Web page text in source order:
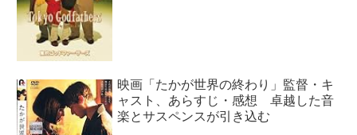
映画「たかが世界の終わり」監督・キ
ャスト、あらすじ・感想 卓越した音
楽とサスペンスが引き込む